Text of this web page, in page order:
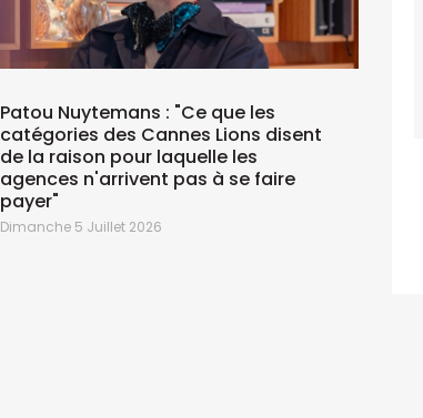
Patou Nuytemans : "Ce que les
catégories des Cannes Lions disent
de la raison pour laquelle les
agences n'arrivent pas à se faire
payer"
Dimanche 5 Juillet 2026